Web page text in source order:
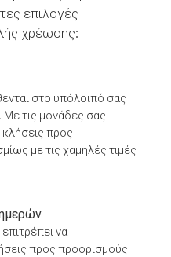
επιλογές
χρέωσης:
στο υπόλοιπό σας
τις μονάδες σας
κλήσεις προς
με τις χαμηλές τιμές
να
προς προορισμούς